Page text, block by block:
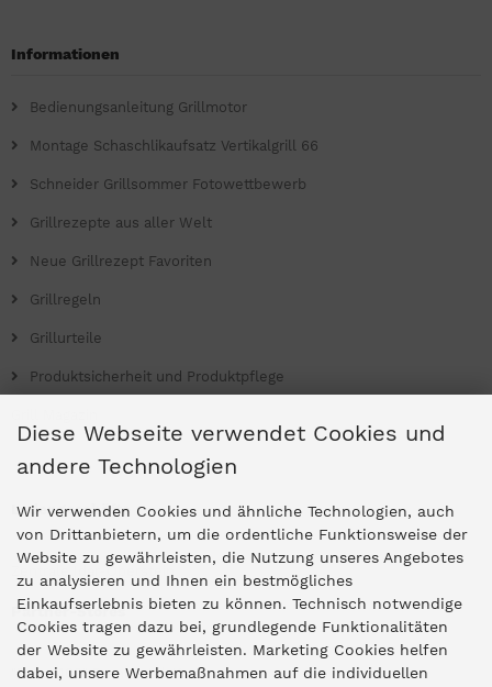
Informationen
Bedienungsanleitung Grillmotor
Montage Schaschlikaufsatz Vertikalgrill 66
Schneider Grillsommer Fotowettbewerb
Grillrezepte aus aller Welt
Neue Grillrezept Favoriten
Grillregeln
Grillurteile
Produktsicherheit und Produktpflege
Ladengeschäfte
Zentrale Idar-Oberstein
Partner-Stores
"Deko 409" Bernkastel-Kues
Diese Webseite verwendet Cookies und
andere Technologien
Wir verwenden Cookies und ähnliche Technologien, auch
von Drittanbietern, um die ordentliche Funktionsweise der
Website zu gewährleisten, die Nutzung unseres Angebotes
zu analysieren und Ihnen ein bestmögliches
Einkaufserlebnis bieten zu können. Technisch notwendige
Cookies tragen dazu bei, grundlegende Funktionalitäten
der Website zu gewährleisten. Marketing Cookies helfen
dabei, unsere Werbemaßnahmen auf die individuellen